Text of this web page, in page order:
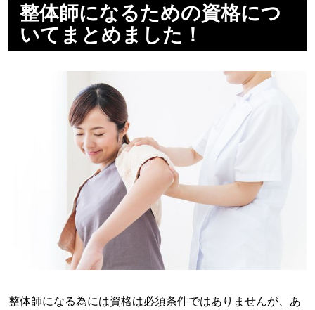
整体師になるための資格につ
いてまとめました！
整体師になる為には資格は必須条件ではありませんが、あ